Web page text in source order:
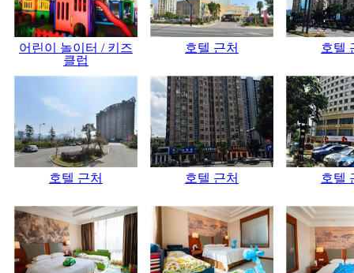
어린이 놀이터 / 키즈
클럽
호텔 근처 호텔
호텔 근처 호텔 근처 호텔